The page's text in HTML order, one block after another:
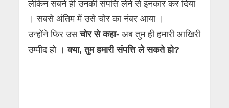
लेकिन सबने ही उनकी संपत्ति लेने से इनकार कर दिया
। सबसे अंतिम में उसे चोर का नंबर आया ।
उन्होंने फिर उसचोर से कहा-अब तुम ही हमारी आखिरी
उम्मीद हो ।क्या, तुम हमारी संपत्ति ले सकते हो?